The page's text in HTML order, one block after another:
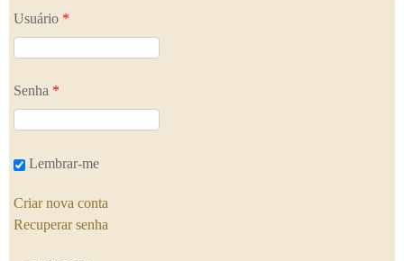
Usuário *
Senha *
Lembrar-me
Criar nova conta
Recuperar senha